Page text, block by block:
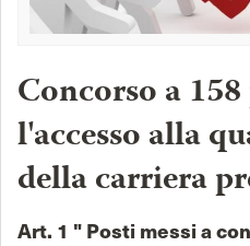
Concorso a
l'accesso alla
della carriera
Art. 1 " Posti messi a